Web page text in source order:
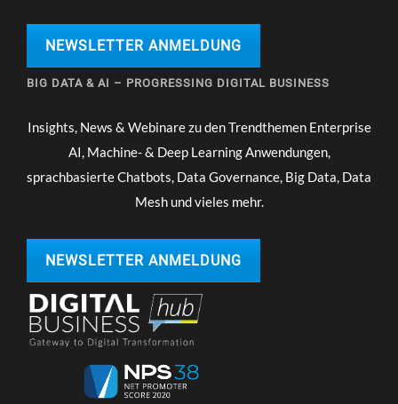
NEWSLETTER ANMELDUNG
BIG DATA & AI – PROGRESSING DIGITAL BUSINESS
Insights, News & Webinare zu den Trendthemen Enterprise
AI, Machine- & Deep Learning Anwendungen,
sprachbasierte Chatbots, Data Governance, Big Data, Data
Mesh und vieles mehr.
NEWSLETTER ANMELDUNG